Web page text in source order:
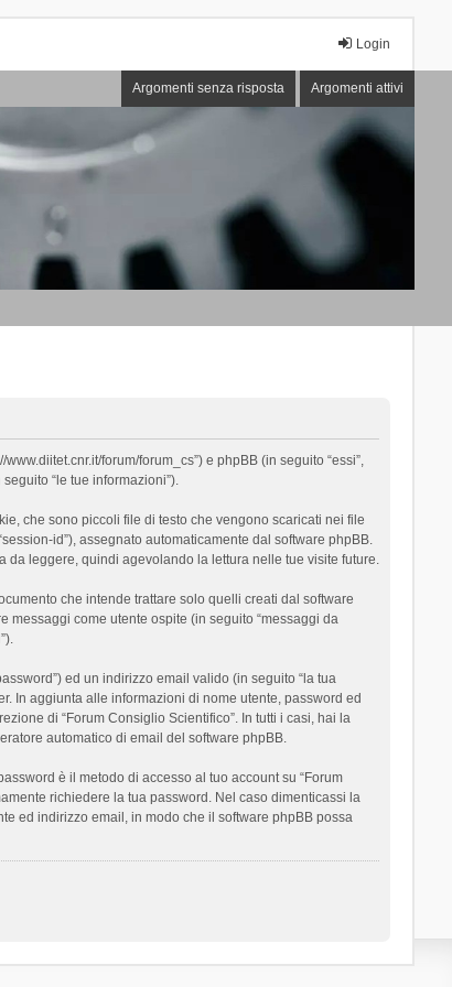
Login
Argomenti senza risposta Argomenti attivi
forum/forum_cs”) e phpBB (in seguito “essi”,
“le tue informazioni”).
che sono piccoli file di testo che vengono scaricati nei file
id”), assegnato automaticamente dal software phpBB.
da leggere, quindi agevolando la lettura nelle tue visite future.
che intende trattare solo quelli creati dal software
come utente ospite (in seguito “messaggi da
ed un indirizzo email valido (in seguito “la tua
In aggiunta alle informazioni di nome utente, password ed
di “Forum Consiglio Scientifico”. In tutti i casi, hai la
automatico di email del software phpBB.
è il metodo di accesso al tuo account su “Forum
richiedere la tua password. Nel caso dimenticassi la
ed indirizzo email, in modo che il software phpBB possa